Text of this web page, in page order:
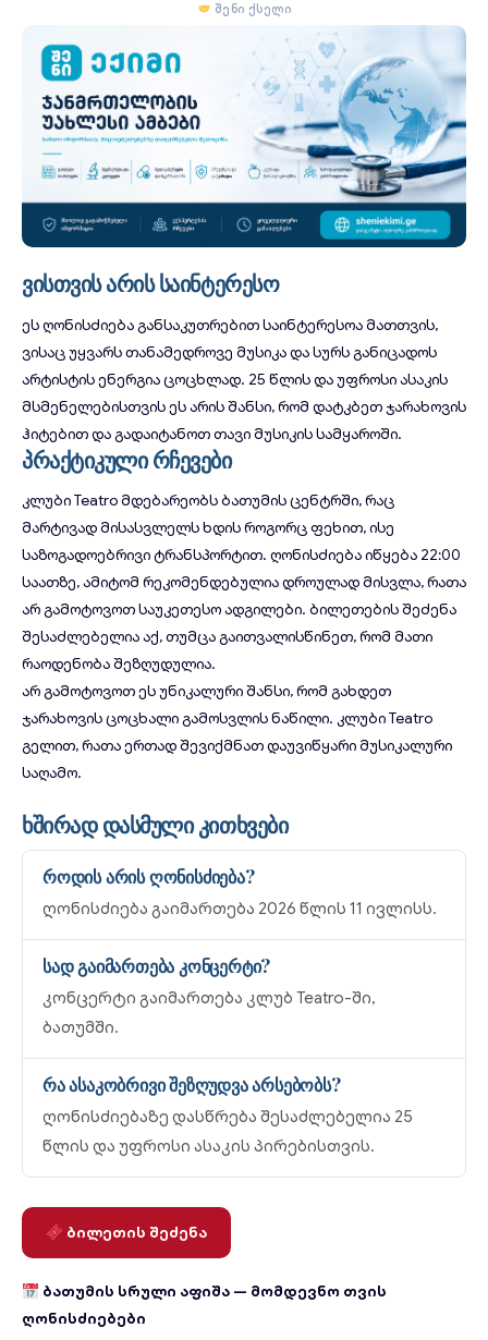
შენი ქსელი
ვისთვის არის საინტერესო
ეს ღონისძიება განსაკუთრებით საინტერესოა მათთვის,
ვისაც უყვარს თანამედროვე მუსიკა და სურს განიცადოს
არტისტის ენერგია ცოცხლად. 25 წლის და უფროსი ასაკის
მსმენელებისთვის ეს არის შანსი, რომ დატკბეთ ჯარახოვის
ჰიტებით და გადაიტანოთ თავი მუსიკის სამყაროში.
პრაქტიკული რჩევები
კლუბი Teatro მდებარეობს ბათუმის ცენტრში, რაც
მარტივად მისასვლელს ხდის როგორც ფეხით, ისე
საზოგადოებრივი ტრანსპორტით. ღონისძიება იწყება 22:00
საათზე, ამიტომ რეკომენდებულია დროულად მისვლა, რათა
არ გამოტოვოთ საუკეთესო ადგილები. ბილეთების შეძენა
შესაძლებელიააქ, თუმცა გაითვალისწინეთ, რომ მათი
რაოდენობა შეზღუდულია.
არ გამოტოვოთ ეს უნიკალური შანსი, რომ გახდეთ
ჯარახოვის ცოცხალი გამოსვლის ნაწილი. კლუბი Teatro
გელით, რათა ერთად შევიქმნათ დაუვიწყარი მუსიკალური
საღამო.
ხშირად დასმული კითხვები
როდის არის ღონისძიება?
ღონისძიება გაიმართება 2026 წლის 11 ივლისს.
სად გაიმართება კონცერტი?
კონცერტი გაიმართება კლუბ Teatro-ში,
ბათუმში.
რა ასაკობრივი შეზღუდვა არსებობს?
ღონისძიებაზე დასწრება შესაძლებელია 25
წლის და უფროსი ასაკის პირებისთვის.
ბილეთის შეძენა
ბათუმის სრული აფიშა — მომდევნო თვის
ღონისძიებები